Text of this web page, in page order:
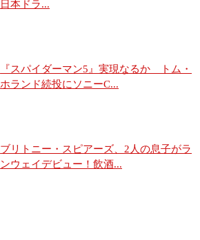
日本ドラ...
『スパイダーマン5』実現なるか トム・
ホランド続投にソニーC...
ブリトニー・スピアーズ、2人の息子がラ
ンウェイデビュー！飲酒...